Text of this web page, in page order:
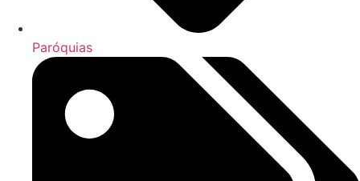
Paróquias